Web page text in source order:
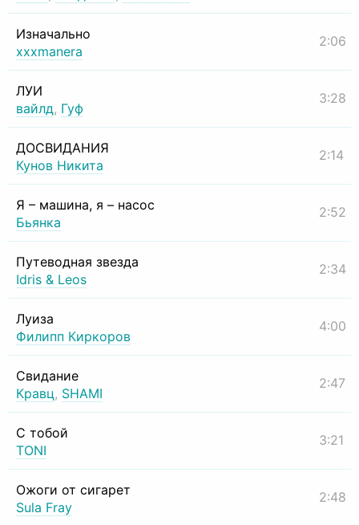
Изначально
xxxmanera
2:06
ЛУИ
вайлд, Гуф
3:28
ДОСВИДАНИЯ
Кунов Никита
2:14
Я – машина, я – насос
Бьянка
2:52
Путеводная звезда
Idris & Leos
2:34
Луиза
Филипп Киркоров
4:00
Свидание
Кравц, SHAMI
2:47
С тобой
TONI
3:21
Ожоги от сигарет
Sula Fray
2:48